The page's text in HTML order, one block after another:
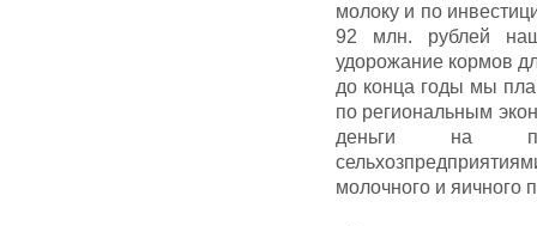
молоку и по
92 млн. рублей
удорожание кормов
до конца годы мы
по региональным
деньги на
молочного и яичного